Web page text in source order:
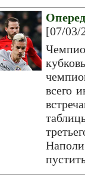
[07/03/
всего